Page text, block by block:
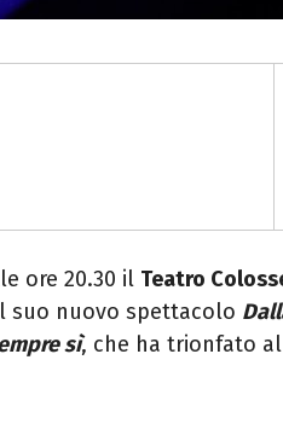
ore 20.30 il Teatro
suo nuovo spettacolo
sì, che ha trionfato al